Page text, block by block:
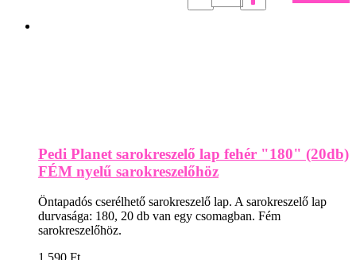
Pedi Planet sarokreszelő lap fehér "180" (20db)
FÉM nyelű sarokreszelőhöz
Öntapadós cserélhető sarokreszelő lap. A sarokreszelő lap
durvasága: 180, 20 db van egy csomagban. Fém
sarokreszelőhöz.